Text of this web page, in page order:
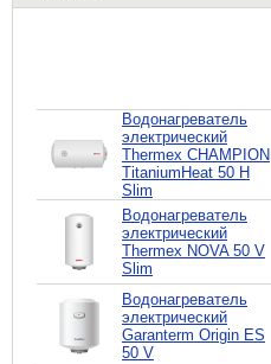
Водонагреватель
электрический
Thermex CHAMPION
TitaniumHeat 50 H
Slim
Водонагреватель
электрический
Thermex NOVA 50 V
Slim
Водонагреватель
электрический
Garanterm Origin ES
50 V